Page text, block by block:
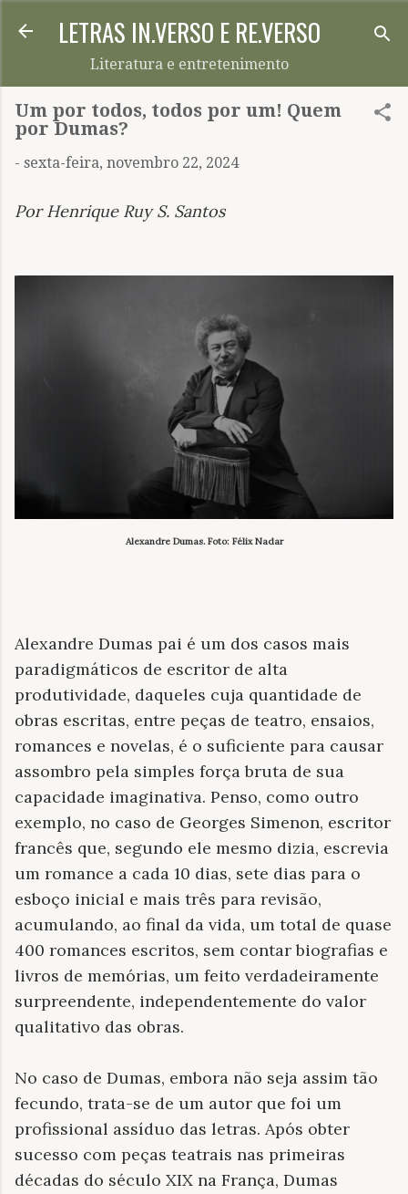
Pular para o conteúdo principal
LETRAS IN.VERSO E RE.VERSO
Literatura e entretenimento
Um por todos, todos por um! Quem
por Dumas?
- sexta-feira, novembro 22, 2024
Por Henrique Ruy S. Santos
Alexandre Dumas. Foto: Félix Nadar
Alexandre Dumas pai é um dos casos mais
paradigmáticos de escritor de alta
produtividade, daqueles cuja quantidade de
obras escritas, entre peças de teatro, ensaios,
romances e novelas, é o suficiente para causar
assombro pela simples força bruta de sua
capacidade imaginativa. Penso, como outro
exemplo, no caso de Georges Simenon, escritor
francês que, segundo ele mesmo dizia, escrevia
um romance a cada 10 dias, sete dias para o
esboço inicial e mais três para revisão,
acumulando, ao final da vida, um total de quase
400 romances escritos, sem contar biografias e
livros de memórias, um feito verdadeiramente
surpreendente, independentemente do valor
qualitativo das obras.
No caso de Dumas, embora não seja assim tão
fecundo, trata-se de um autor que foi um
profissional assíduo das letras. Após obter
sucesso com peças teatrais nas primeiras
décadas do século XIX na França, Dumas